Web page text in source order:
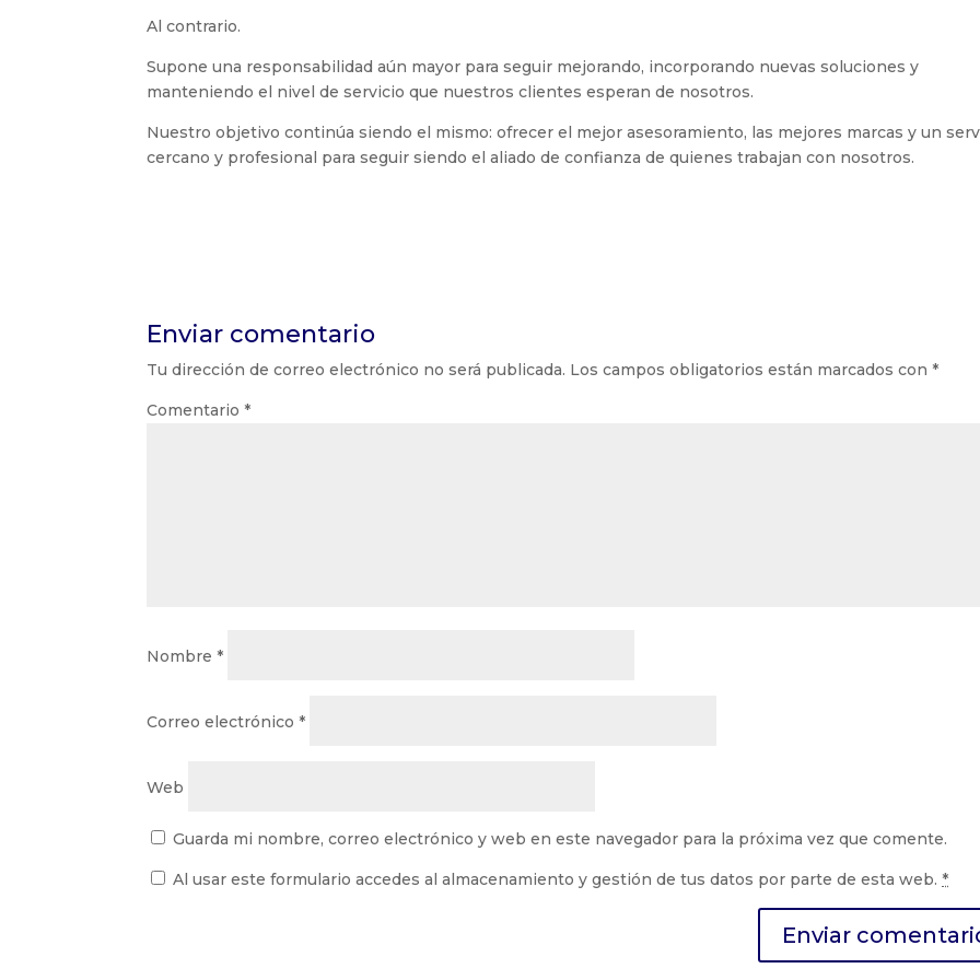
Al contrario.
Supone una responsabilidad aún mayor para seguir mejorando, incorporando nuevas soluciones y
manteniendo el nivel de servicio que nuestros clientes esperan de nosotros.
Nuestro objetivo continúa siendo el mismo: ofrecer el mejor asesoramiento, las mejores marcas y un
cercano y profesional para seguir siendo el aliado de confianza de quienes trabajan con nosotros.
Enviar comentario
Tu dirección de correo electrónico no será publicada. Los campos obligatorios están marcados con*
Comentario*
Nombre*
Correo electrónico*
Web
Guarda mi nombre, correo electrónico y web en este navegador para la próxima vez que comente.
Al usar este formulario accedes al almacenamiento y gestión de tus datos por parte de esta web.*